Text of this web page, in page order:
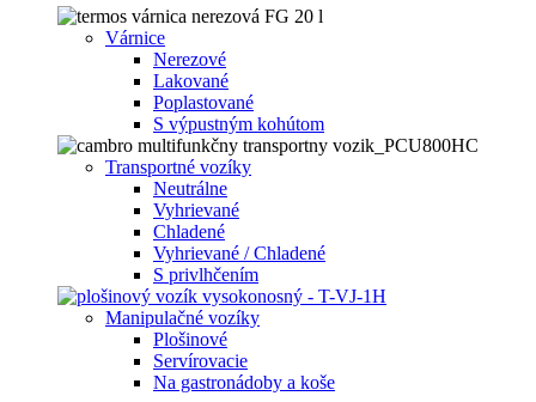
Várnice
Nerezové
Lakované
Poplastované
S výpustným kohútom
Transportné vozíky
Neutrálne
Vyhrievané
Chladené
Vyhrievané / Chladené
S privlhčením
Manipulačné vozíky
Plošinové
Servírovacie
Na gastronádoby a koše